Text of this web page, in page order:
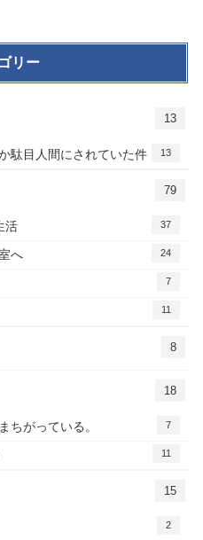
リー
13
駄目人間にされていた件 13
79
活 37
へ 24
7
11
8
18
ちがっている。 7
11
15
2